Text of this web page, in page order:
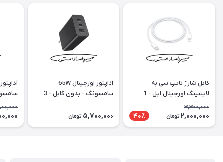
کابل شارژ تایپ سی به
لایتنینگ اورجینال اپل - 1
متری (تو جعبه ای)
3,300,000
2,000,000 تومان 40٪
آداپتور اورجینال 65W
سامسونگ - بدون کابل - 3
5,700,000 تومان
شاخه -